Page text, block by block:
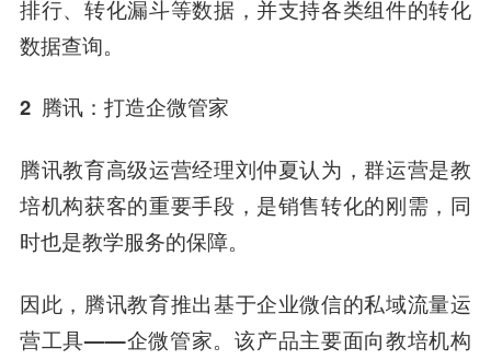
排行、转化漏斗等数据，并支持各类组件的转化
数据查询。
2 腾讯：打造企微管家
腾讯教育高级运营经理刘仲夏认为， 群运营是教
培机构获客的重要手段，是销售转化的刚需，同
时也是教学服务的保障。
因此， 腾讯教育推出基于企业微信的私域流量运
营工具——企微管家。该产品主要面向教培机构